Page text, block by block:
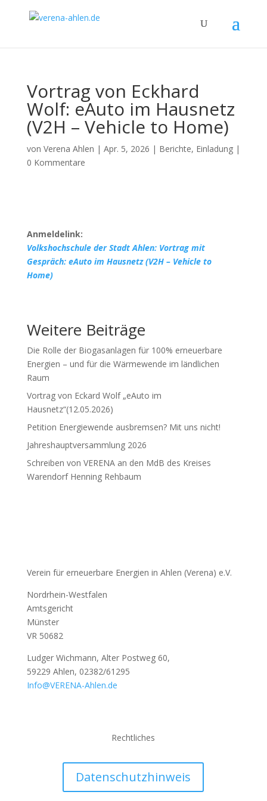
Vortrag von Eckhard
Wolf: eAuto im Hausnetz
(V2H – Vehicle to Home)
von Verena Ahlen | Apr. 5, 2026 | Berichte, Einladung|
0 Kommentare
Anmeldelink:
Volkshochschule der Stadt Ahlen: Vortrag mit
Gespräch: eAuto im Hausnetz (V2H – Vehicle to
Home)
Weitere Beiträge
Die Rolle der Biogasanlagen für 100% erneuerbare
Energien – und für die Wärmewende im ländlichen
Raum
Vortrag von Eckard Wolf „eAuto im
Hausnetz“(12.05.2026)
Petition Energiewende ausbremsen? Mit uns nicht!
Jahreshauptversammlung 2026
Schreiben von VERENA an den MdB des Kreises
Warendorf Henning Rehbaum
Verein für erneuerbare Energien in Ahlen (Verena) e.V.
Nordrhein-Westfalen
Amtsgericht
Münster
VR 50682
Ludger Wichmann, Alter Postweg 60,
59229 Ahlen, 02382/61295
Info@VERENA-Ahlen.de
Rechtliches
Datenschutzhinweis